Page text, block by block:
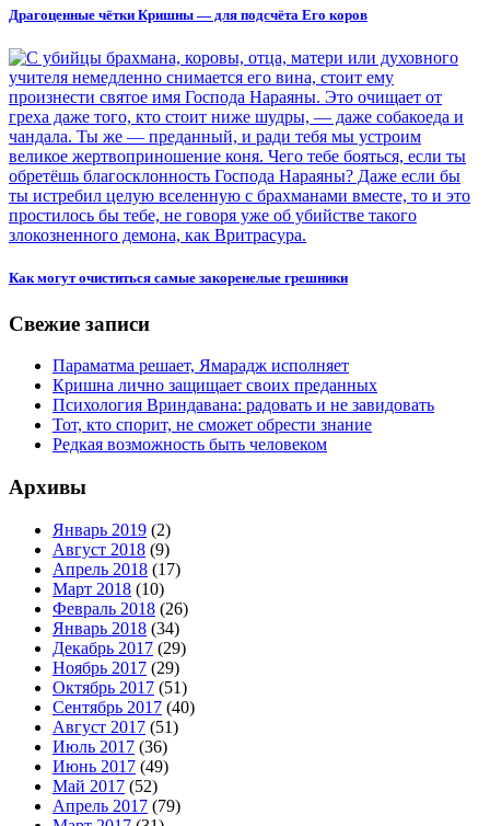
Драгоценные чётки Кришны — для подсчёта Его коров
Как могут очиститься самые закоренелые грешники
Свежие записи
Параматма решает, Ямарадж исполняет
Кришна лично защищает своих преданных
Психология Вриндавана: радовать и не завидовать
Тот, кто спорит, не сможет обрести знание
Редкая возможность быть человеком
Архивы
Январь 2019 (2)
Август 2018 (9)
Апрель 2018 (17)
Март 2018 (10)
Февраль 2018 (26)
Январь 2018 (34)
Декабрь 2017 (29)
Ноябрь 2017 (29)
Октябрь 2017 (51)
Сентябрь 2017 (40)
Август 2017 (51)
Июль 2017 (36)
Июнь 2017 (49)
Май 2017 (52)
Апрель 2017 (79)